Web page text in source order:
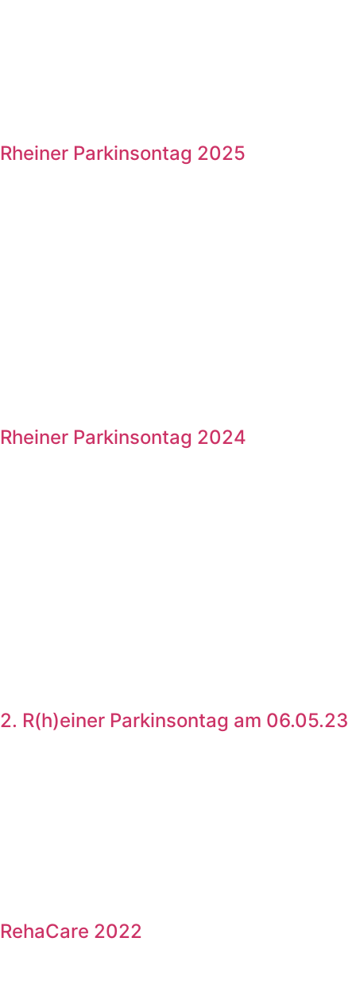
Rheiner Parkinsontag 2025
Rheiner Parkinsontag 2024
2. R(h)einer Parkinsontag am 06.05.23
RehaCare 2022